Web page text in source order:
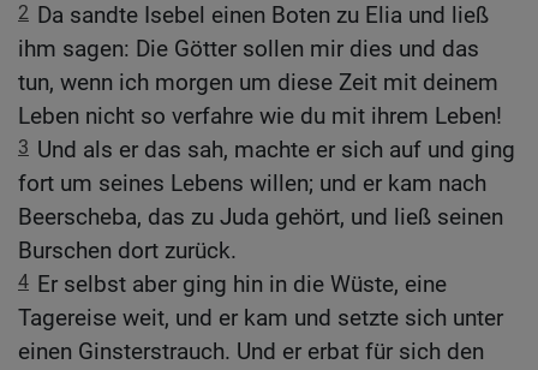
2 Da sandte Isebel einen Boten zu Elia und ließ
ihm sagen: Die Götter sollen mir dies und das
tun, wenn ich morgen um diese Zeit mit deinem
Leben nicht so verfahre wie du mit ihrem Leben!
3 Und als er das sah, machte er sich auf und ging
fort um seines Lebens willen; und er kam nach
Beerscheba, das zu Juda gehört, und ließ seinen
Burschen dort zurück.
4 Er selbst aber ging hin in die Wüste, eine
Tagereise weit, und er kam und setzte sich unter
einen Ginsterstrauch. Und er erbat für sich den